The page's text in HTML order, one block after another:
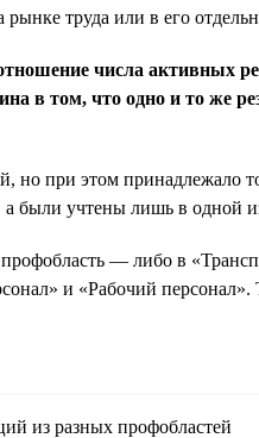
труда или в его
числа активных
в том, что одно и то же
но при этом
были учтены лишь в одной
— либо в
и «Рабочий
из разных профобластей